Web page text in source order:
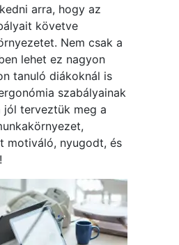
arra, hogy az
követve
Nem csak a
lehet ez nagyon
tanuló diákoknál is
szabályainak
jól terveztük meg a
motiváló, nyugodt, és